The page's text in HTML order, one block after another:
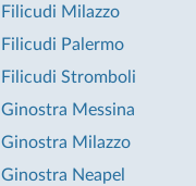
Filicudi Milazzo
Filicudi Palermo
Filicudi Stromboli
Ginostra Messina
Ginostra Milazzo
Ginostra Neapel